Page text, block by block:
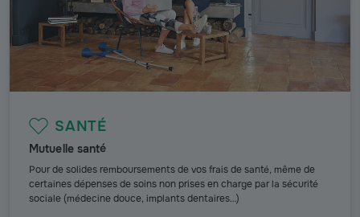
SANTÉ
Mutuelle santé
Pour de solides remboursements de vos frais de santé, même de
certaines dépenses de soins non prises en charge par la sécurité
sociale (médecine douce, implants dentaires…)